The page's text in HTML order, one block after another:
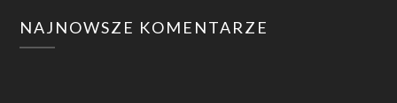
NAJNOWSZE KOMENTARZE